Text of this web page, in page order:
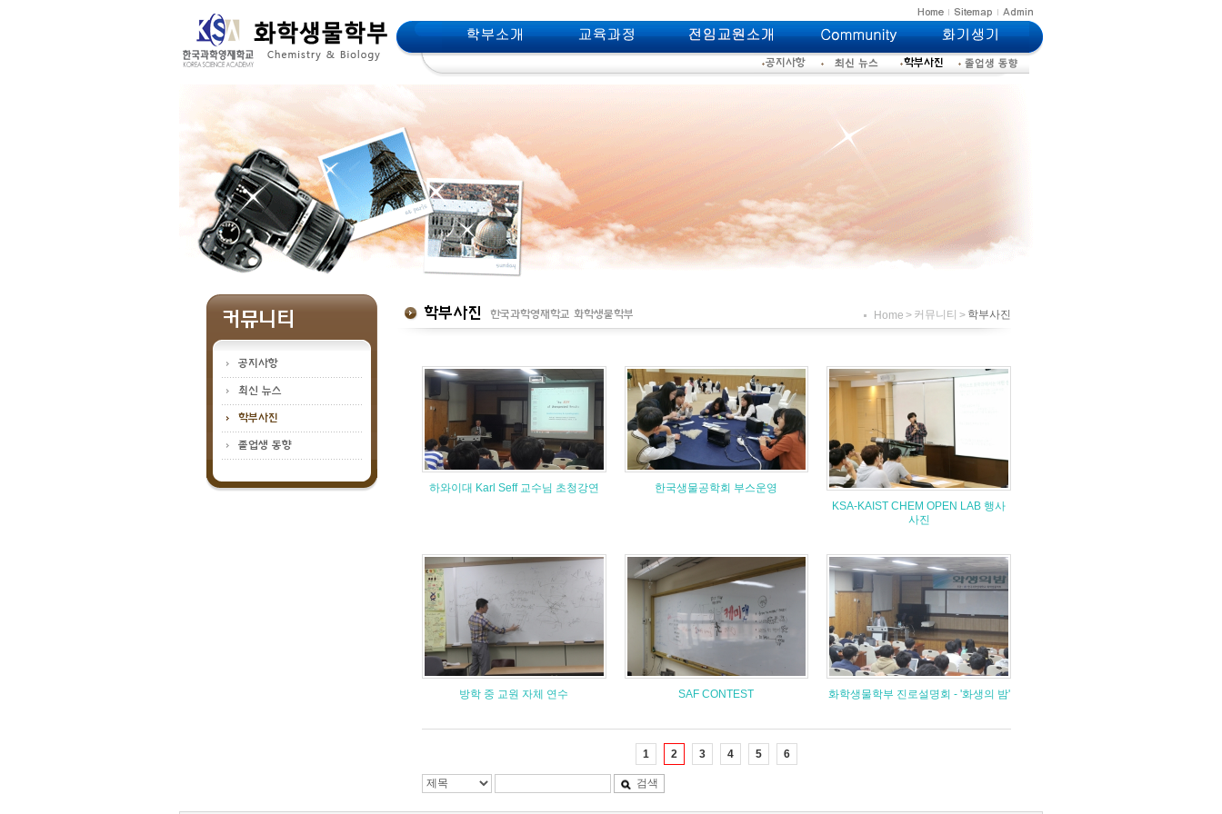
메인메뉴 바로가기
본문 바로가기
Home > 커뮤니티 > 학부사진
하와이대 Karl Seff 교수님 초청강연
한국생물공학회 부스운영
KSA-KAIST CHEM OPEN LAB 행사
사진
방학 중 교원 자체 연수 SAF CONTEST 화학생물학부 진로설명회 - '화생의 밤'
1 2 3 4 5 6
검색